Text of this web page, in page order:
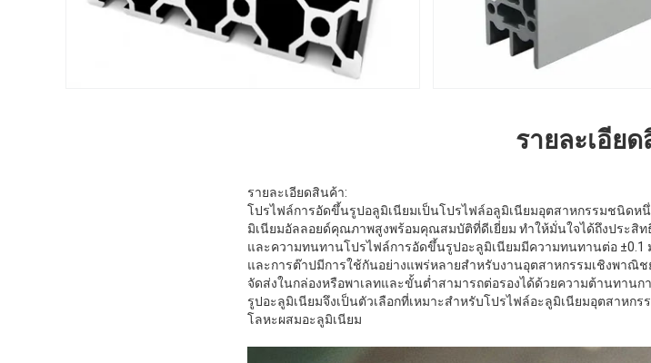
รายละเอีย
รายละเอียดสินค้า:
โปรไฟล์การอัดขึ้นรูปอลูมิเนียมเป็นโปรไฟล์อลูมิเนียมอุตสาหกรรมชนิดห
มิเนียมอัลลอยด์คุณภาพสูงพร้อมคุณสมบัติที่ดีเยี่ยม ทำให้มั่นใจได้ถึงประสิ
และความทนทานโปรไฟล์การอัดขึ้นรูปอะลูมิเนียมมีความทนทานต่อ ±0.1
และการต๊าปมีการใช้กันอย่างแพร่หลายสำหรับงานอุตสาหกรรมเชิงพาณิ
จัดส่งในกล่องหรือพาเลทและขั้นต่ำสามารถต่อรองได้ด้วยความต้านทาน
รูปอะลูมิเนียมจึงเป็นตัวเลือกที่เหมาะสำหรับโปรไฟล์อะลูมิเนียมอุตสาห
โลหะผสมอะลูมิเนียม